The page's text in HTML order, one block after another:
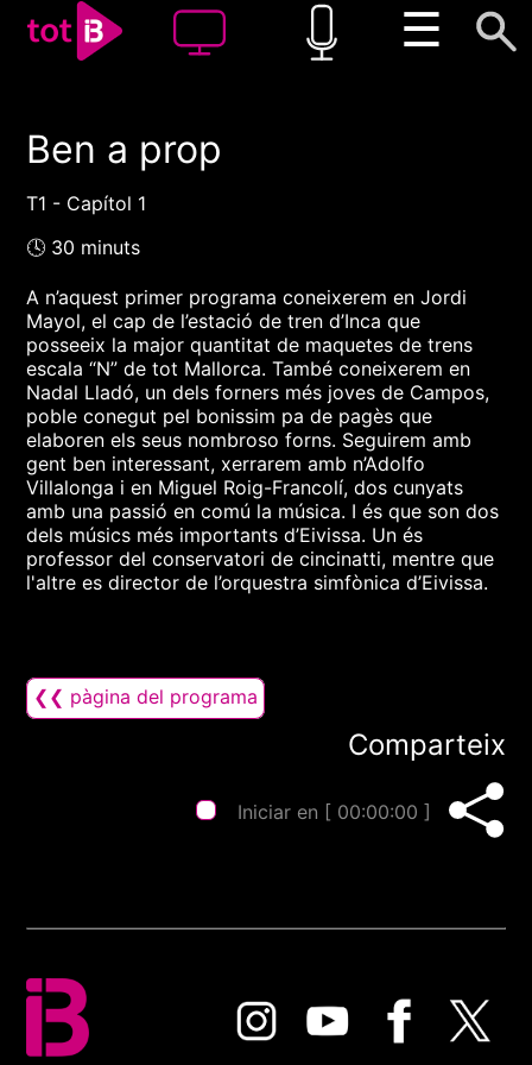
☰
00:00 00:00
Ben a prop
T1 - Capítol 1
🕓 30 minuts
A n’aquest primer programa coneixerem en Jordi
Mayol, el cap de l’estació de tren d’Inca que
posseeix la major quantitat de maquetes de trens
escala “N” de tot Mallorca. També coneixerem en
Nadal Lladó, un dels forners més joves de Campos,
poble conegut pel bonissim pa de pagès que
elaboren els seus nombroso forns. Seguirem amb
gent ben interessant, xerrarem amb n’Adolfo
Villalonga i en Miguel Roig-Francolí, dos cunyats
amb una passió en comú la música. I és que son dos
dels músics més importants d’Eivissa. Un és
professor del conservatori de cincinatti, mentre que
l'altre es director de l’orquestra simfònica d’Eivissa.
❮❮ pàgina del programa
Comparteix
Iniciar en [ 00:00:00 ]